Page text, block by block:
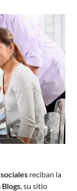
reciban la
Blogs, su sitio